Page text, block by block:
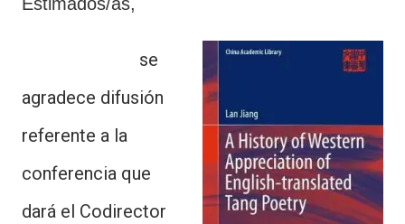
se
agradece difusión
referente a la
conferencia que
dará el Codirector